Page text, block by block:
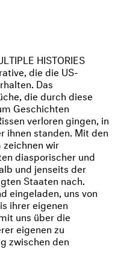
HISTORIES
die die US-
Das
die durch diese
Geschichten
verloren gingen, in
ihnen standen. Mit den
wir
diasporischer und
und jenseits der
Staaten nach.
eingeladen, uns von
ihrer eigenen
uns über die
eigenen zu
zwischen den